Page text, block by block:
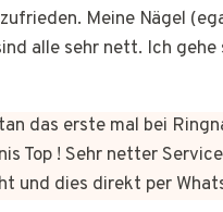
Meine Nägel
alle sehr nett. Ich
das erste mal bei
Top ! Sehr netter
und dies direkt per